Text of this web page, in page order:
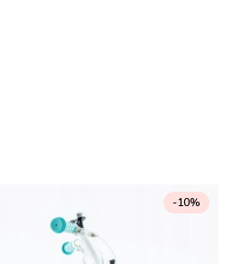
-10%
0. Zobacz szczegóły